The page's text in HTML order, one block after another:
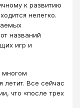
к развитию
нелегко.
названий
игр и
многом
летит. Все сейчас
что «после трех